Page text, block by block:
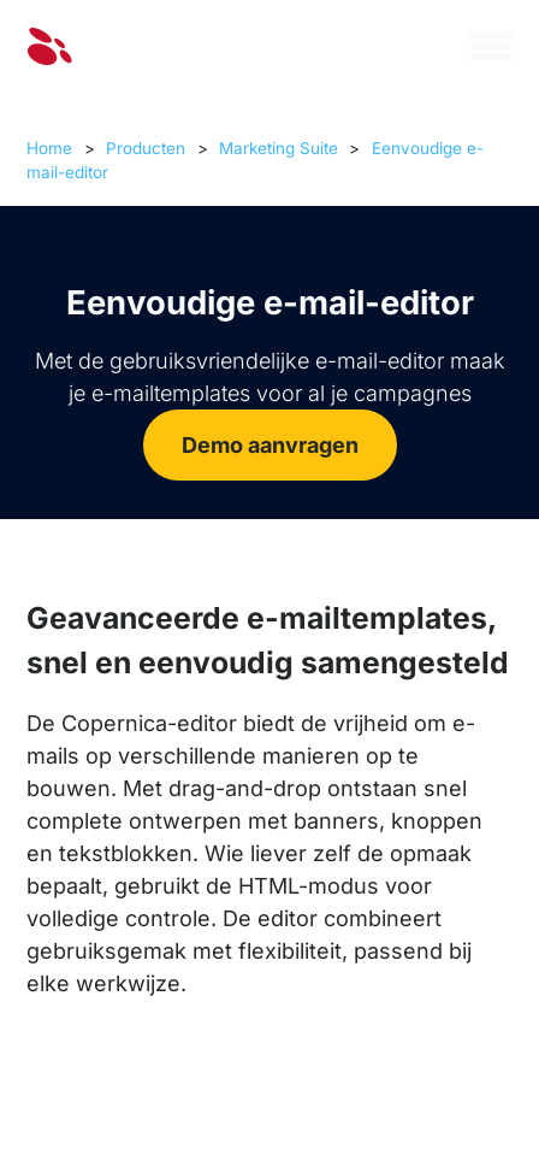
Home > Producten > Marketing Suite >
Eenvoudige e-
mail-editor
Eenvoudige e-mail-editor
Met de gebruiksvriendelijke e-mail-editor maak
je e-mailtemplates voor al je campagnes
Demo aanvragen
Geavanceerde e-mailtemplates,
snel en eenvoudig samengesteld
De Copernica-editor biedt de vrijheid om e-
mails op verschillende manieren op te
bouwen. Met drag-and-drop ontstaan snel
complete ontwerpen met banners, knoppen
en tekstblokken. Wie liever zelf de opmaak
bepaalt, gebruikt de HTML-modus voor
volledige controle. De editor combineert
gebruiksgemak met flexibiliteit, passend bij
elke werkwijze.